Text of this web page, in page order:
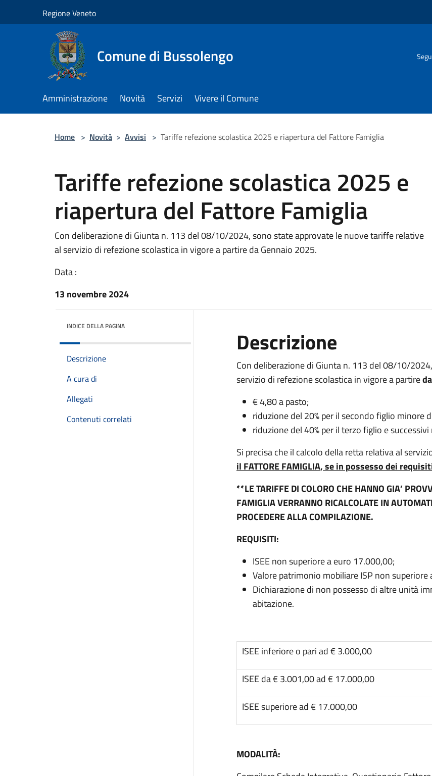
Regione Veneto
Comune di Bussolengo
Amministrazione Novità Servizi Vivere il Comune
Home > Novità > Avvisi > Tariffe refezione scolastica 2025 e riapertura del Fattore Famiglia
Tariffe refezione scolastica 2025 e
riapertura del Fattore Famiglia
Con deliberazione di Giunta n. 113 del 08/10/2024, sono state approvate le nuove tariffe relative
al servizio di refezione scolastica in vigore a partire da Gennaio 2025.
Data :
13 novembre 2024
INDICE DELLA PAGINA
Descrizione
A cura di
Allegati
Contenuti correlati
Descrizione
Con deliberazione di Giunta n. 113 del 08/10/
servizio di refezione scolastica in vigore a partire
€ 4,80 a pasto;
riduzione del 20% per il secondo figlio
riduzione del 40% per il terzo figlio e
Si precisa che il calcolo della retta relativa al
il FATTORE FAMIGLIA, se in possesso dei
**LE TARIFFE DI COLORO CHE HANNO GIA’
FAMIGLIA VERRANNO RICALCOLATE IN
PROCEDERE ALLA COMPILAZIONE.
REQUISITI:
ISEE non superiore a euro 17.000,00;
Valore patrimonio mobiliare ISP non
Dichiarazione di non possesso di altre unità
abitazione.
ISEE inferiore o pari ad € 3.000,00
ISEE da € 3.001,00 ad € 17.000,00
ISEE superiore ad € 17.000,00
MODALITÀ: